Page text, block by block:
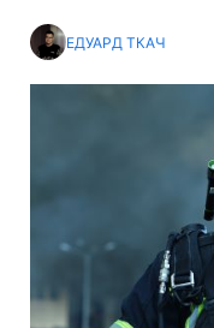
ЕДУАРД ТКАЧ